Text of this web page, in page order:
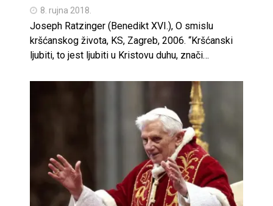
8. rujna 2018.
Joseph Ratzinger (Benedikt XVI.), O smislu
kršćanskog života, KS, Zagreb, 2006. “Kršćanski
ljubiti, to jest ljubiti u Kristovu duhu, znači…